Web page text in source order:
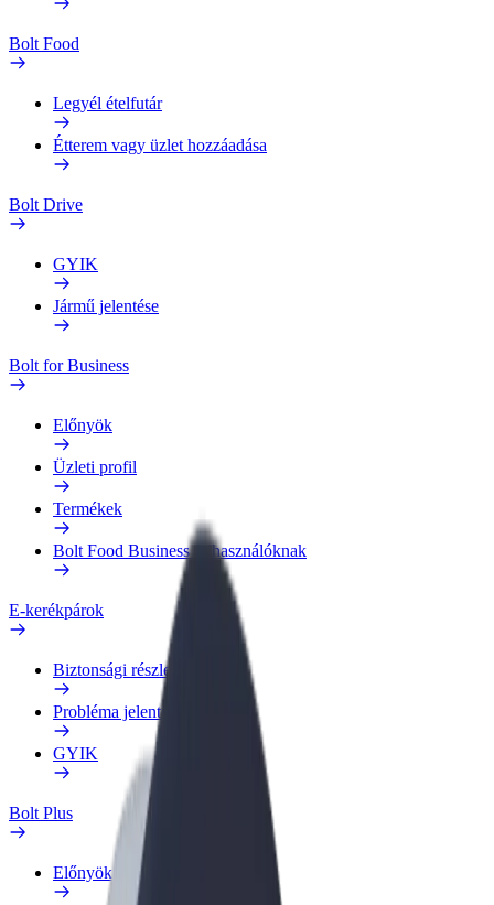
Bolt Food
Legyél ételfutár
Étterem vagy üzlet hozzáadása
Bolt Drive
GYIK
Jármű jelentése
Bolt for Business
Előnyök
Üzleti profil
Termékek
Bolt Food Business felhasználóknak
E-kerékpárok
Biztonsági részleg
Probléma jelentése
GYIK
Bolt Plus
Előnyök